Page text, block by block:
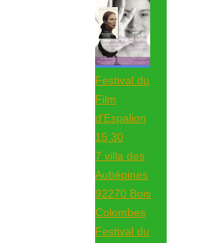
Festival du
Film
d'Espalion
15:30
7 villa des
Aubépines
92270 Bois
Colombes
Festival du